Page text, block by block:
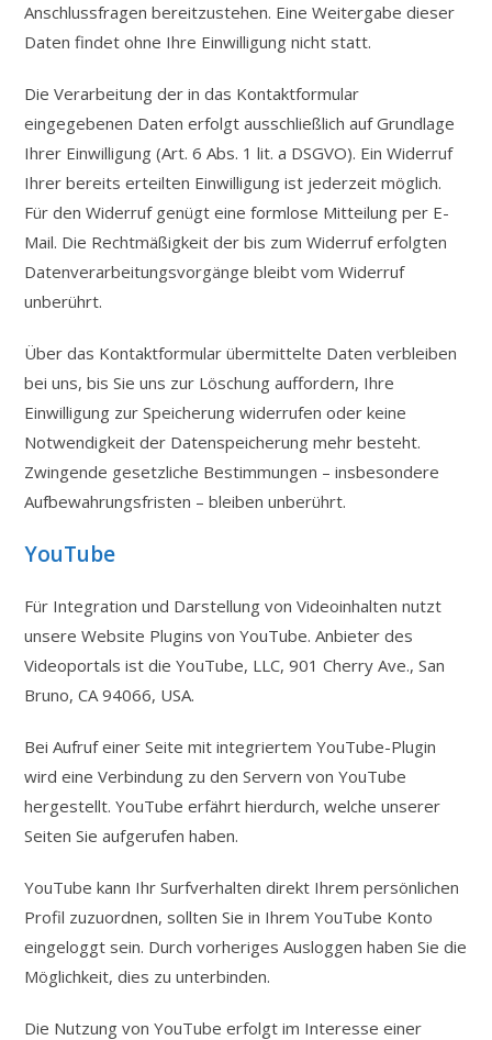
Anschlussfragen bereitzustehen. Eine Weitergabe dieser
Daten findet ohne Ihre Einwilligung nicht statt.
Die Verarbeitung der in das Kontaktformular
eingegebenen Daten erfolgt ausschließlich auf Grundlage
Ihrer Einwilligung (Art. 6 Abs. 1 lit. a DSGVO). Ein Widerruf
Ihrer bereits erteilten Einwilligung ist jederzeit möglich.
Für den Widerruf genügt eine formlose Mitteilung per E-
Mail. Die Rechtmäßigkeit der bis zum Widerruf erfolgten
Datenverarbeitungsvorgänge bleibt vom Widerruf
unberührt.
Über das Kontaktformular übermittelte Daten verbleiben
bei uns, bis Sie uns zur Löschung auffordern, Ihre
Einwilligung zur Speicherung widerrufen oder keine
Notwendigkeit der Datenspeicherung mehr besteht.
Zwingende gesetzliche Bestimmungen – insbesondere
Aufbewahrungsfristen – bleiben unberührt.
YouTube
Für Integration und Darstellung von Videoinhalten nutzt
unsere Website Plugins von YouTube. Anbieter des
Videoportals ist die YouTube, LLC, 901 Cherry Ave., San
Bruno, CA 94066, USA.
Bei Aufruf einer Seite mit integriertem YouTube-Plugin
wird eine Verbindung zu den Servern von YouTube
hergestellt. YouTube erfährt hierdurch, welche unserer
Seiten Sie aufgerufen haben.
YouTube kann Ihr Surfverhalten direkt Ihrem persönlichen
Profil zuzuordnen, sollten Sie in Ihrem YouTube Konto
eingeloggt sein. Durch vorheriges Ausloggen haben Sie die
Möglichkeit, dies zu unterbinden.
Die Nutzung von YouTube erfolgt im Interesse einer